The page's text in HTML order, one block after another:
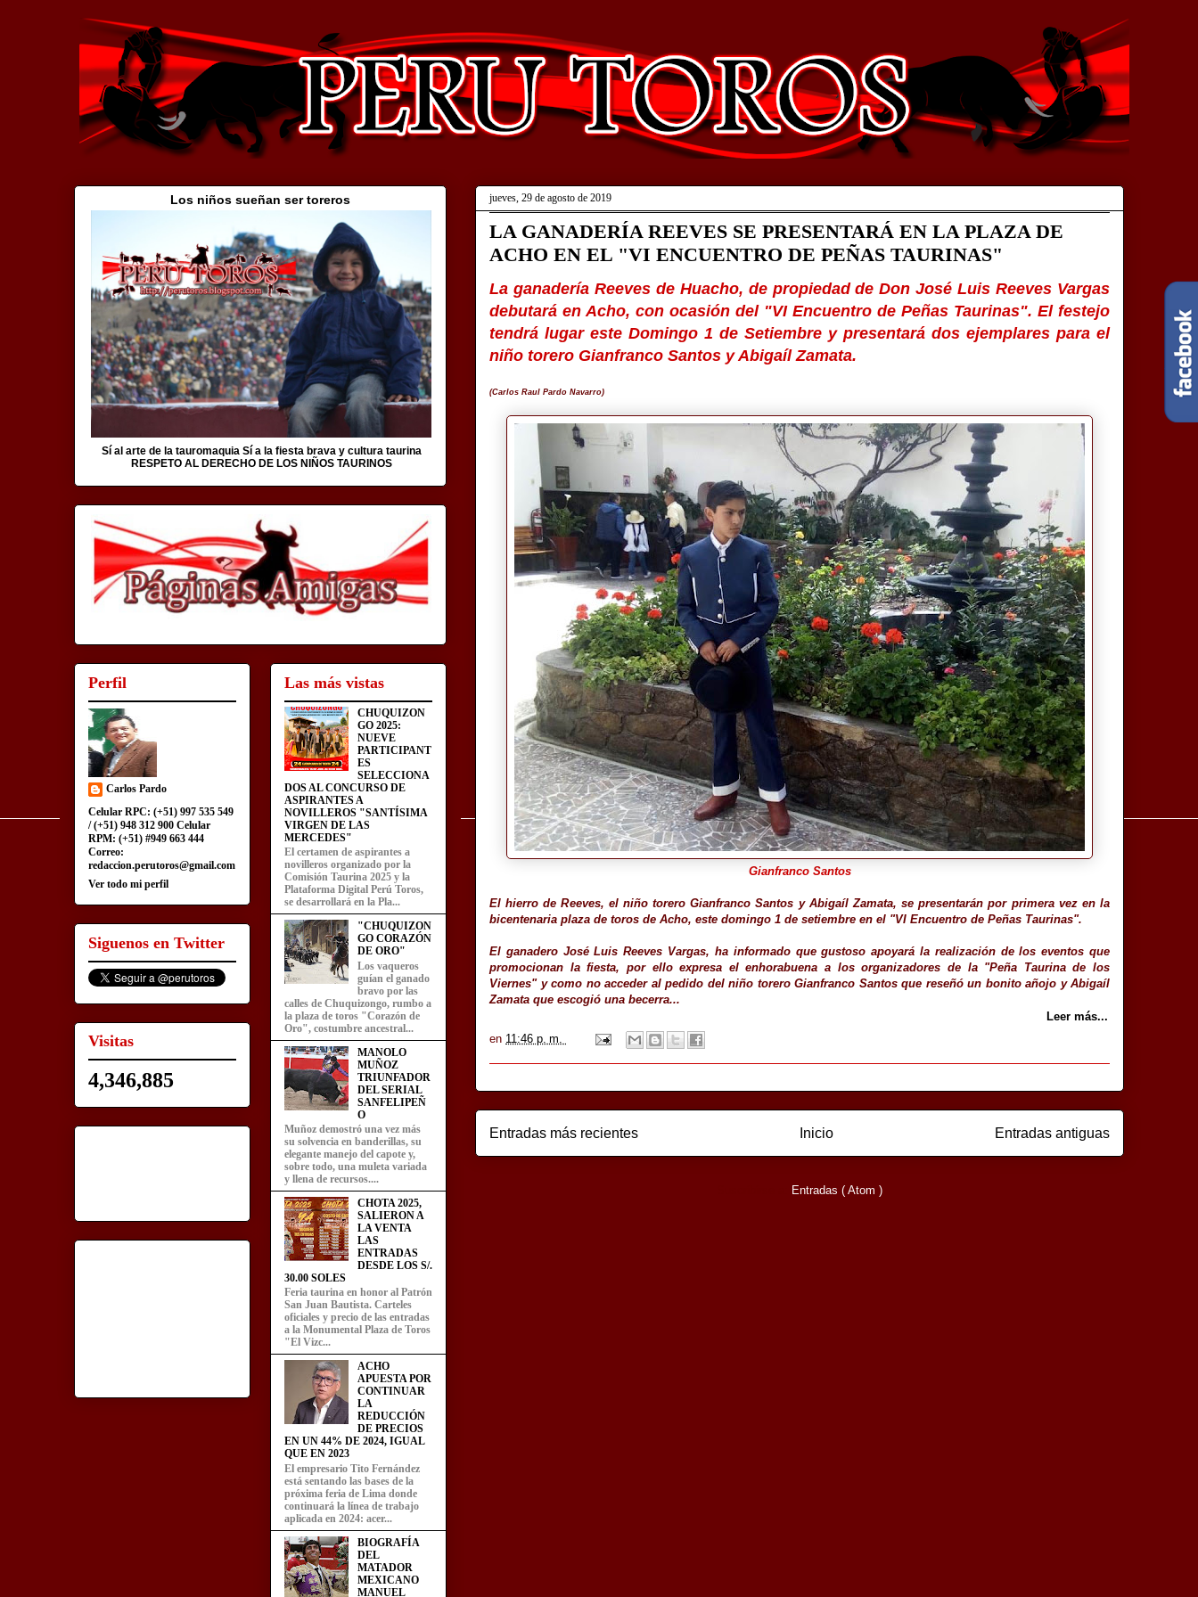
jueves, 29 de agosto de 2019
LA GANADERÍA REEVES SE PRESENTARÁ EN LA PLAZA DE
ACHO EN EL "VI ENCUENTRO DE PEÑAS TAURINAS"
La ganadería Reeves de Huacho, de propiedad de Don José Luis Reeves Vargas
debutará en Acho, con ocasión del "VI Encuentro de Peñas Taurinas". El festejo
tendrá lugar este Domingo 1 de Setiembre y presentará dos ejemplares para el
niño torero Gianfranco Santos y Abigaíl Zamata.
(Carlos Raul Pardo Navarro)
Gianfranco Santos
El hierro de Reeves, el niño torero Gianfranco Santos y Abigaíl Zamata, se presentarán por primera vez en la
bicentenaria plaza de toros de Acho, este domingo 1 de setiembre en el "VI Encuentro de Peñas Taurinas".
El ganadero José Luis Reeves Vargas, ha informado que gustoso apoyará la realización de los eventos que
promocionan la fiesta, por ello expresa el enhorabuena a los organizadores de la "Peña Taurina de los
Viernes" y como no acceder al pedido del niño torero Gianfranco Santos que reseñó un bonito añojo y Abigaíl
Zamata que escogió una becerra...
Leer más...
en 11:46 p. m.
Entradas más recientes Entradas antiguas
Inicio
Entradas ( Atom )
Los niños sueñan ser toreros
Sí al arte de la tauromaquia Sí a la fiesta brava y cultura taurina
RESPETO AL DERECHO DE LOS NIÑOS TAURINOS
Perfil
Carlos Pardo
Celular RPC: (+51) 997 535 549
/ (+51) 948 312 900 Celular
RPM: (+51) #949 663 444
Correo:
redaccion.perutoros@gmail.com
Ver todo mi perfil
Siguenos en Twitter
Visitas
4,346,885
Las más vistas
CHUQUIZON
GO 2025:
NUEVE
PARTICIPANT
ES
SELECCIONA
DOS AL CONCURSO DE
ASPIRANTES A
NOVILLEROS "SANTÍSIMA
VIRGEN DE LAS
MERCEDES"
El certamen de aspirantes a
novilleros organizado por la
Comisión Taurina 2025 y la
Plataforma Digital Perú Toros,
se desarrollará en la Pla...
"CHUQUIZON
GO CORAZÓN
DE ORO"
Los vaqueros
guían el ganado
bravo por las
calles de Chuquizongo, rumbo a
la plaza de toros "Corazón de
Oro", costumbre ancestral...
MANOLO
MUÑOZ
TRIUNFADOR
DEL SERIAL
SANFELIPEÑ
O
Muñoz demostró una vez más
su solvencia en banderillas, su
elegante manejo del capote y,
sobre todo, una muleta variada
y llena de recursos....
CHOTA 2025,
SALIERON A
LA VENTA
LAS
ENTRADAS
DESDE LOS S/.
30.00 SOLES
Feria taurina en honor al Patrón
San Juan Bautista. Carteles
oficiales y precio de las entradas
a la Monumental Plaza de Toros
"El Vizc...
ACHO
APUESTA POR
CONTINUAR
LA
REDUCCIÓN
DE PRECIOS
EN UN 44% DE 2024, IGUAL
QUE EN 2023
El empresario Tito Fernández
está sentando las bases de la
próxima feria de Lima donde
continuará la línea de trabajo
aplicada en 2024: acer...
BIOGRAFÍA
DEL
MATADOR
MEXICANO
MANUEL